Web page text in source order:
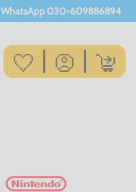
WhatsApp 030-609886894